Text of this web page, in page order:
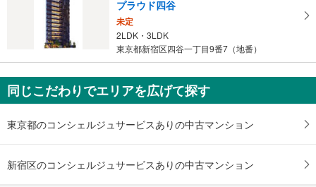
を
マ
イ
ペ
ジ
プラウド四谷
未定
2LDK・3LDK
東京都新宿区四谷一丁目9番7（地番）
同じこだわりでエリアを広げて探す
東京都のコンシェルジュサービスありの中古マンション
新宿区のコンシェルジュサービスありの中古マンション